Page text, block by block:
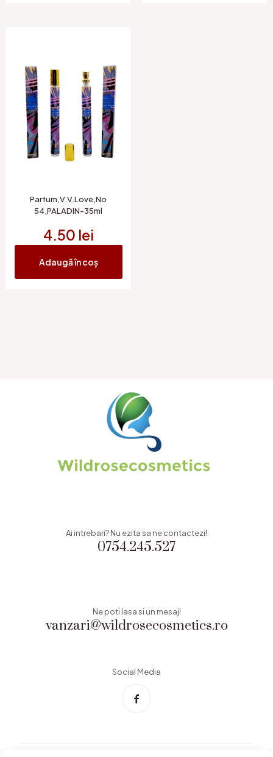
Parfum,V.V.Love,No
54,PALADIN-35ml
4.50 lei
Adaugă în coș
0754.245.527
Ai intrebari? Nu ezita sa ne contactezi!
vanzari@wildrosecosmetics.ro
Ne poti lasa si un mesaj!
Social Media